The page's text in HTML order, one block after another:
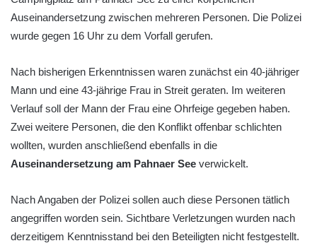
Auseinandersetzung zwischen mehreren Personen. Die Polizei
wurde gegen 16 Uhr zu dem Vorfall gerufen.
Nach bisherigen Erkenntnissen waren zunächst ein 40-jähriger
Mann und eine 43-jährige Frau in Streit geraten. Im weiteren
Verlauf soll der Mann der Frau eine Ohrfeige gegeben haben.
Zwei weitere Personen, die den Konflikt offenbar schlichten
wollten, wurden anschließend ebenfalls in die
Auseinandersetzung am Pahnaer See verwickelt.
Nach Angaben der Polizei sollen auch diese Personen tätlich
angegriffen worden sein. Sichtbare Verletzungen wurden nach
derzeitigem Kenntnisstand bei den Beteiligten nicht festgestellt.